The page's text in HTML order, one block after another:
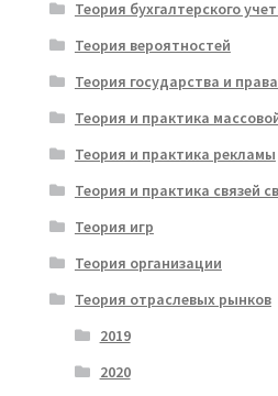
Теория бухгалтерского
Теория вероятностей
Теория государства и
Теория и практика
Теория и практика рекламы
Теория и практика связей
Теория игр
Теория организации
Теория отраслевых рынков
2019
2020